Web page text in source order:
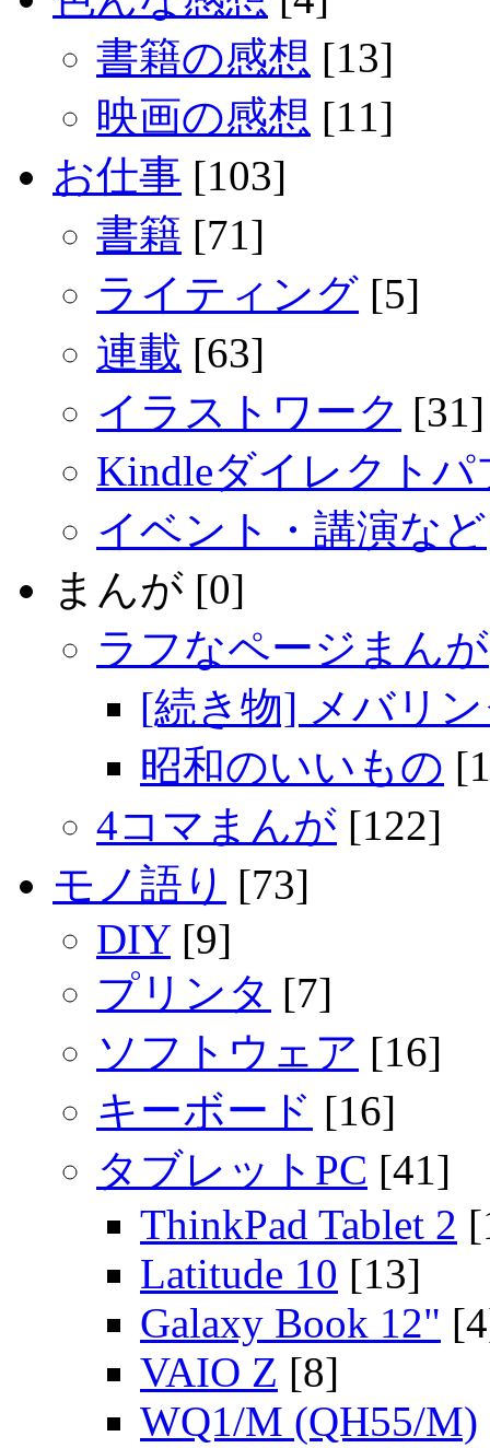
書籍の感想 [13]
映画の感想 [11]
お仕事 [103]
書籍 [71]
ライティング [5]
連載 [63]
イラストワーク [31]
Kindleダイレクト
イベント・講演など
まんが [0]
ラフなページまんが
[続き物] メバリ
昭和のいいもの
4コマまんが [122]
モノ語り [73]
DIY[9]
プリンタ [7]
ソフトウェア [16]
キーボード [16]
タブレットPC [41]
ThinkPad Tablet 2
Latitude 10 [13]
Galaxy Book 12"
VAIO Z [8]
WQ1/M (QH55/M)